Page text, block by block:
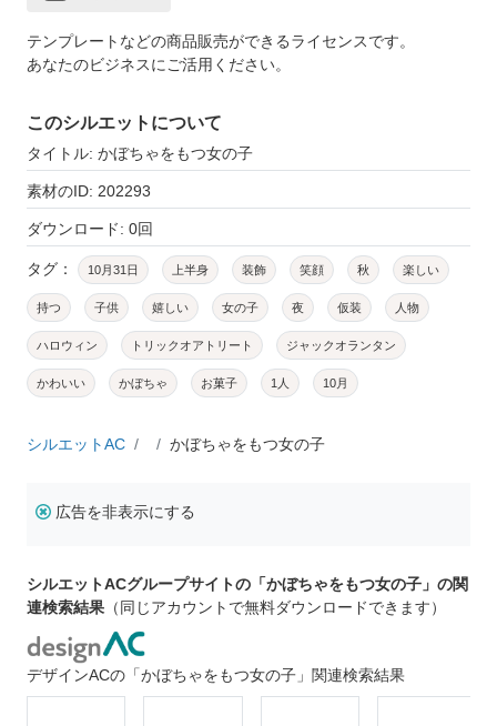
テンプレートなどの商品販売ができるライセンスです。
あなたのビジネスにご活用ください。
このシルエットについて
タイトル: かぼちゃをもつ女の子
素材のID: 202293
ダウンロード: 0回
タグ： 10月31日 上半身 装飾 笑顔 秋 楽しい
持つ 子供 嬉しい 女の子 夜 仮装 人物
ハロウィン トリックオアトリート ジャックオランタン
かわいい かぼちゃ お菓子 1人 10月
シルエットAC かぼちゃをもつ女の子
広告を非表示にする
シルエットACグループサイトの「かぼちゃをもつ女の子」の関
連検索結果 （同じアカウントで無料ダウンロードできます）
デザインACの「かぼちゃをもつ女の子」関連検索結果